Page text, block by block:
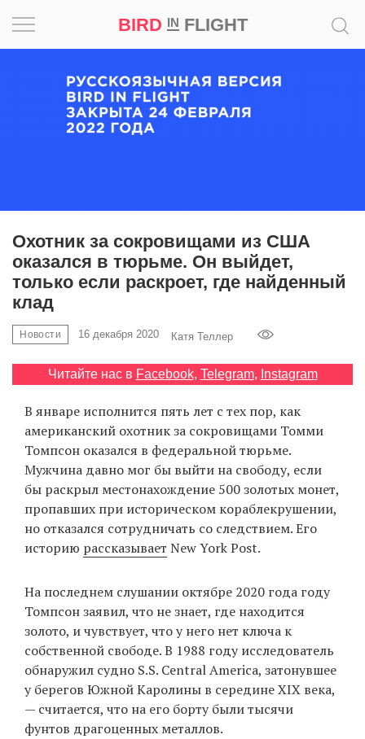
BIRD INFLIGHT
Охотник за сокровищами из США
оказался в тюрьме. Он выйдет,
только если раскроет, где найденный
клад
Новости 16 декабря 2020 Катя Теллер
Читайте нас в Facebook, Telegram, Instagram
В январе исполнится пять лет с тех пор, как
американский охотник за сокровищами Томми
Томпсон оказался в федеральной тюрьме.
Мужчина давно мог бы выйти на свободу, если
бы раскрыл местонахождение 500 золотых монет,
пропавших при историческом кораблекрушении,
но отказался сотрудничать со следствием. Его
историю рассказывает New York Post.
На последнем слушании октябре 2020 года году
Томпсон заявил, что не знает, где находится
золото, и чувствует, что у него нет ключа к
собственной свободе. В 1988 году исследователь
обнаружил судно S.S. Central America, затонувшее
у берегов Южной Каролины в середине XIX века,
— считается, что на его борту были тысячи
фунтов драгоценных металлов.